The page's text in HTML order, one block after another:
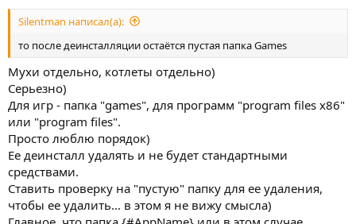
Silentman написал(а):
то после деинсталляции остаётся пустая папка Games
Мухи отдельно, котлеты отдельно)
Серьезно)
Для игр - папка "games", для программ "program files x86"
или "program files".
Просто люблю порядок)
Ее деинсталл удалять и не будет стандартными
средствами.
Ставить проверку на "пустую" папку для ее удаления,
чтобы ее удалить... в этом я не вижу смысла)